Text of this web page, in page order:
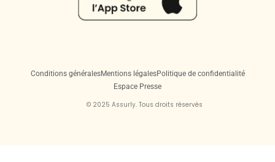
Conditions généralesMentions légalesPolitique de confidentialité
Espace Presse
© 2025 Assurly. Tous droits réservés